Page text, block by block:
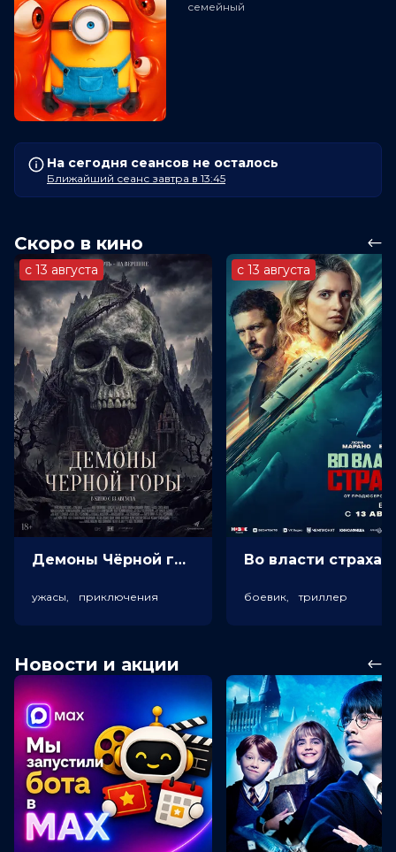
семейный
На сегодня сеансов не осталось
Ближайший сеанс завтра в 13:45
Скоро в кино
с 13 августа
Демоны Чёрной горы (18+)
ужасы, приключения
с 13 августа
боевик, триллер
Новости и акции